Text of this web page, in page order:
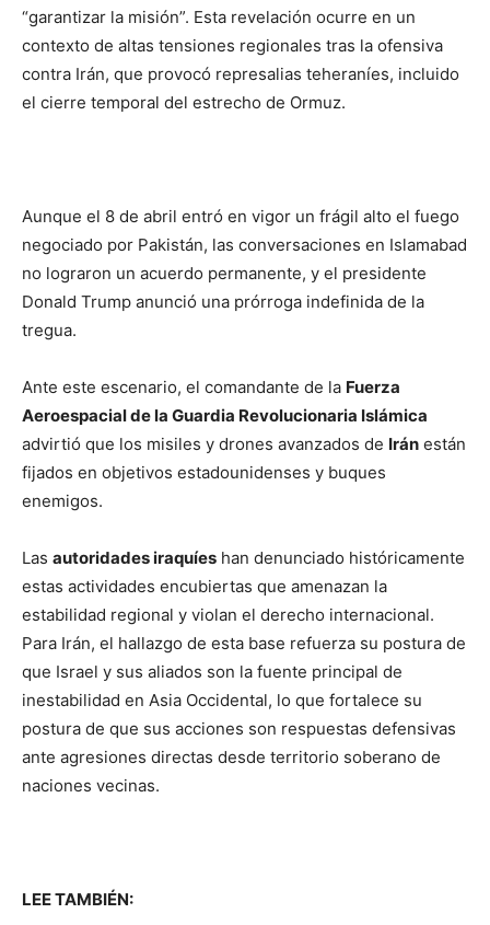
“garantizar la misión”. Esta revelación ocurre en un
contexto de altas tensiones regionales tras la ofensiva
contra Irán, que provocó represalias teheraníes, incluido
el cierre temporal del estrecho de Ormuz.
Aunque el 8 de abril entró en vigor un frágil alto el fuego
negociado por Pakistán, las conversaciones en Islamabad
no lograron un acuerdo permanente, y el presidente
Donald Trump anunció una prórroga indefinida de la
tregua.
Ante este escenario, el comandante de la Fuerza
Aeroespacial de la Guardia Revolucionaria Islámica
advirtió que los misiles y drones avanzados de Irán están
fijados en objetivos estadounidenses y buques
enemigos.
Las autoridades iraquíes han denunciado históricamente
estas actividades encubiertas que amenazan la
estabilidad regional y violan el derecho internacional.
Para Irán, el hallazgo de esta base refuerza su postura de
que Israel y sus aliados son la fuente principal de
inestabilidad en Asia Occidental, lo que fortalece su
postura de que sus acciones son respuestas defensivas
ante agresiones directas desde territorio soberano de
naciones vecinas.
LEE TAMBIÉN: